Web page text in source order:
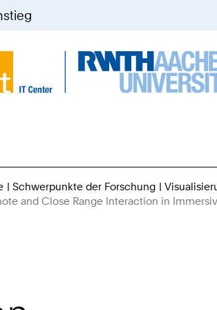
Schwerpunkte der Forschung
and Close Range Interaction in